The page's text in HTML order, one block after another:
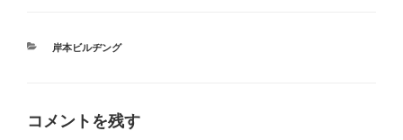
カ
岸本ビルヂング
コメントを残す